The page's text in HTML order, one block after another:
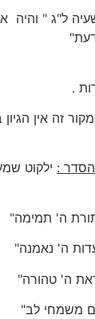
ל"ג " והיה
.
הגיון
: ילקוט
"תורת ה'
משמחי